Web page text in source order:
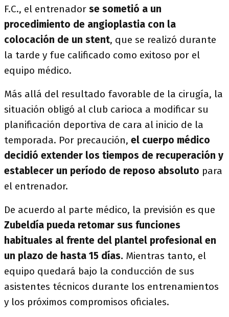
F.C., el entrenador se sometió a un
procedimiento de angioplastia con la
colocación de un stent, que se realizó durante
la tarde y fue calificado como exitoso por el
equipo médico.
Más allá del resultado favorable de la cirugía, la
situación obligó al club carioca a modificar su
planificación deportiva de cara al inicio de la
temporada. Por precaución, el cuerpo médico
decidió extender los tiempos de recuperación y
establecer un período de reposo absoluto para
el entrenador.
De acuerdo al parte médico, la previsión es que
Zubeldía pueda retomar sus funciones
habituales al frente del plantel profesional en
un plazo de hasta 15 días. Mientras tanto, el
equipo quedará bajo la conducción de sus
asistentes técnicos durante los entrenamientos
y los próximos compromisos oficiales.